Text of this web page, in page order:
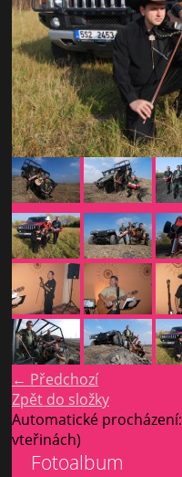
← Předchozí
Zpět do složky
Automatické procházení:
vteřinách)
Fotoalbum